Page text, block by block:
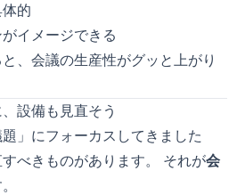
的
イメージできる
、会議の生産性がグッと上がり
設備も見直そう
」にフォーカスしてきました
べきものがあります。 それが会